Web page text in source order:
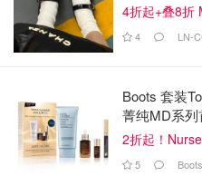
在叶芯嫙的葬礼上，亲友同
社交平台上痛哭致谢公众支
贴、活泼爱运动的孩子，希
4折起+叠8折
4 LN-
Boots 套装
菁纯MD系列
2折起！
5 Boots